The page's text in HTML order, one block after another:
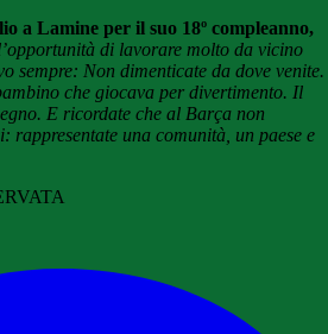
a Lamine per il suo 18º compleanno,
di lavorare molto da vicino
sempre: Non dimenticate da dove venite.
che giocava per divertimento. Il
E ricordate che al Barça non
rappresentate una comunità, un paese e